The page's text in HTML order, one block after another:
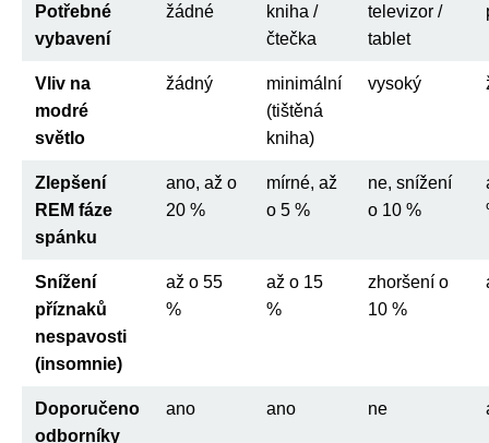
Potřebné
vybavení
žádné
kniha /
čtečka
televizor /
tablet
Vliv na
modré
světlo
žádný
minimální
(tištěná
kniha)
vysoký
Zlepšení
REM fáze
spánku
ano, až o
20 %
mírné, až
o 5 %
ne, snížení
o 10 %
Snížení
příznaků
nespavosti
(insomnie)
až o 55
%
až o 15
%
zhoršení o
10 %
Doporučeno
odborníky
ano ano ne